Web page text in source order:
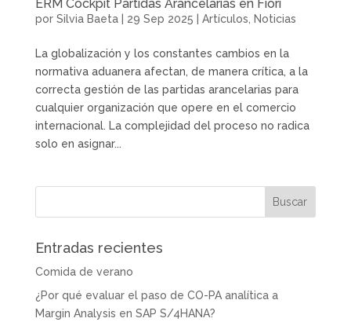
ERM Cockpit Partidas Arancelarias en Fiori
por Silvia Baeta| 29 Sep 2025 Artículos Noticias
La globalización y los constantes cambios en la
normativa aduanera afectan, de manera crítica, a la
correcta gestión de las partidas arancelarias para
cualquier organización que opere en el comercio
internacional. La complejidad del proceso no radica
solo en asignar...
Entradas recientes
Comida de verano
¿Por qué evaluar el paso de CO-PA analítica a
Margin Analysis en SAP S/4HANA?